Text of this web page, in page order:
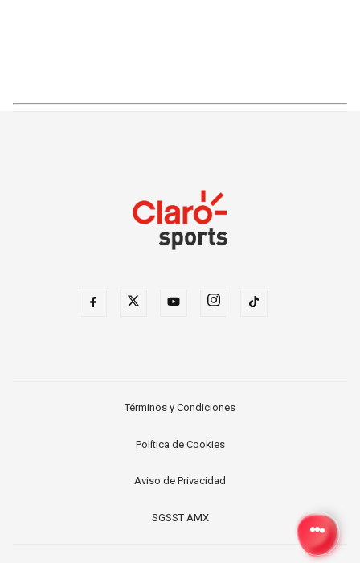
Términos y Condiciones
Política de Cookies
Aviso de Privacidad
SGSST AMX